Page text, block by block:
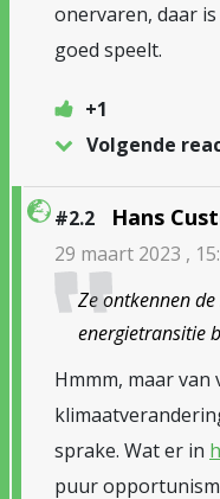
onervaren, daar
goed speelt.
+1
Volgende
#2.2 Hans
29 maart 2023 ,
Ze ontkennen
energietransitie
Hmmm, maar
sprake. Wat er in
puur